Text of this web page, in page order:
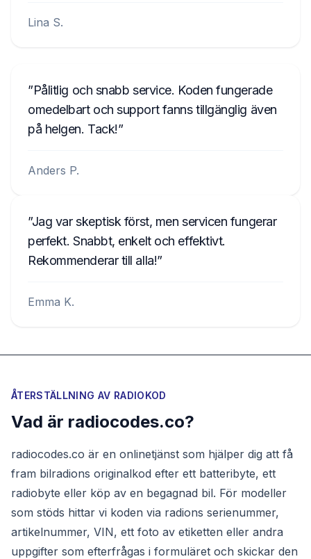
Lina S.
Pålitlig och snabb service. Koden fungerade
omedelbart och support fanns tillgänglig även
på helgen. Tack!
Anders P.
Jag var skeptisk först, men servicen fungerar
perfekt. Snabbt, enkelt och effektivt.
Rekommenderar till alla!
Emma K.
ÅTERSTÄLLNING AV RADIOKOD
Vad är radiocodes.co?
radiocodes.co är en onlinetjänst som hjälper dig att få
fram bilradions originalkod efter ett batteribyte, ett
radiobyte eller köp av en begagnad bil. För modeller
som stöds hittar vi koden via radions serienummer,
artikelnummer, VIN, ett foto av etiketten eller andra
uppgifter som efterfrågas i formuläret och skickar den